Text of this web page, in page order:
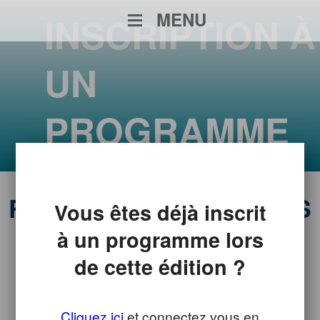
MENU
INSCRIPTION À
UN
PROGRAMME
RENCONTRES AVEC DES
APPRENTIS
de 18h00 à 19h00
ALTERNANTS
Vous êtes déjà inscrit
à un programme lors
de cette édition ?